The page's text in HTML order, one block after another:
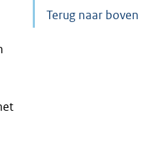
Terug naar boven